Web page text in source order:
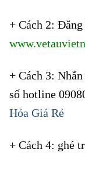
+ Cách 2:
+ Cách 3:
số hotline
Hỏa Giá Rẻ
+ Cách 4: ghé